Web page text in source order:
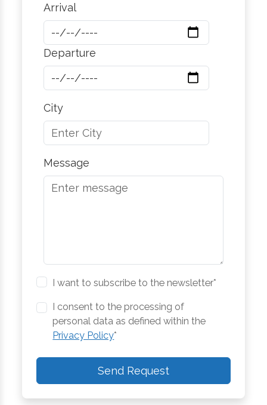
Arrival
Departure
City
Message
I want to subscribe to the newsletter*
I consent to the processing of
personal data as defined within the
Privacy Policy*
Send Request